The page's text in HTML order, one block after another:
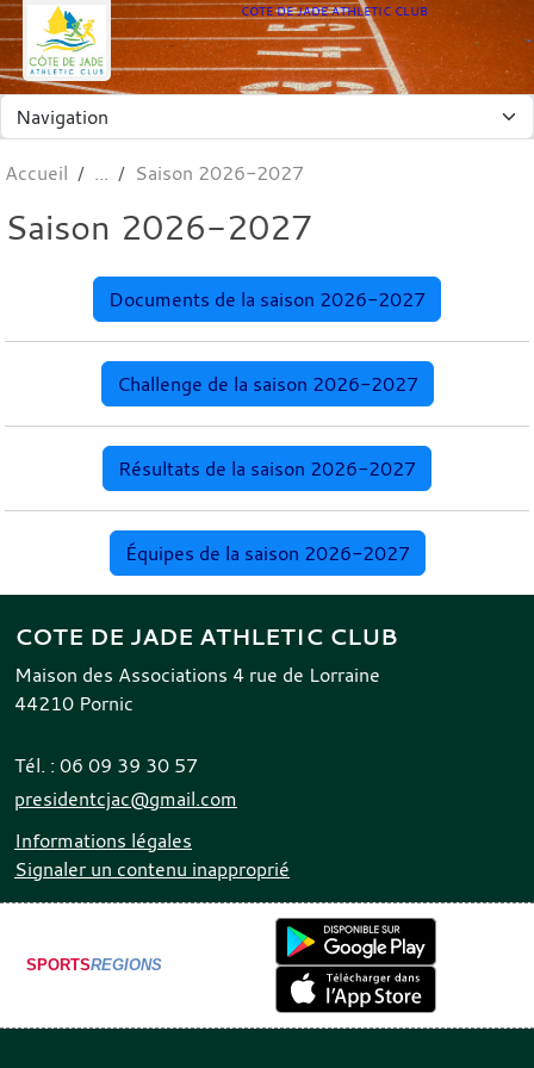
COTE DE JADE ATHLETIC CLUB
Accueil Saison 2026-2027
Saison 2026-2027
Documents de la saison 2026-2027
Challenge de la saison 2026-2027
Résultats de la saison 2026-2027
Équipes de la saison 2026-2027
COTE DE JADE ATHLETIC CLUB
Maison des Associations 4 rue de Lorraine
44210 Pornic
Tél. : 06 09 39 30 57
presidentcjac@gmail.com
Informations légales
Signaler un contenu inapproprié
SPORTSREGIONS
Panneau de gestion des cookies